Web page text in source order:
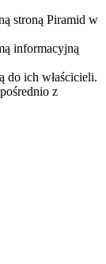
stroną Piramid w
informacyjną
do ich właścicieli.
z